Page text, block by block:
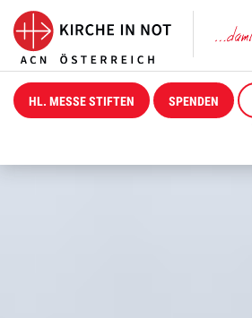
HL. MESSE STIFTEN SPENDEN